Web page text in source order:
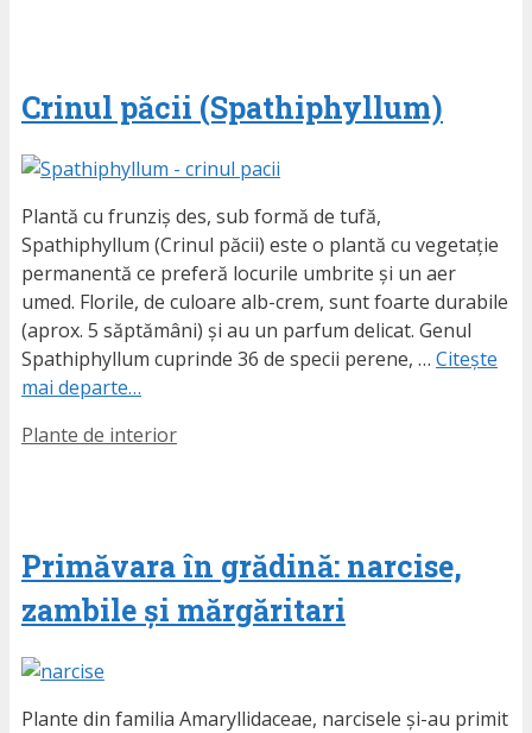
Crinul păcii (Spathiphyllum)
Plantă cu frunziș des, sub formă de tufă,
Spathiphyllum (Crinul păcii) este o plantă cu vegetație
permanentă ce preferă locurile umbrite și un aer
umed. Florile, de culoare alb-crem, sunt foarte durabile
(aprox. 5 săptămâni) și au un parfum delicat. Genul
Spathiphyllum cuprinde 36 de specii perene, … Citește
mai departe…
Etichete
Plante de interior
Primăvara în grădină: narcise,
zambile și mărgăritari
Plante din familia Amaryllidaceae, narcisele și-au primit